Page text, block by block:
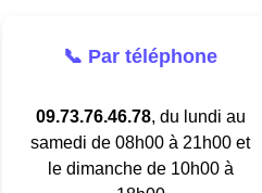
📞 Par téléphone
09.73.76.46.78, du lundi au
samedi de 08h00 à 21h00 et
le dimanche de 10h00 à